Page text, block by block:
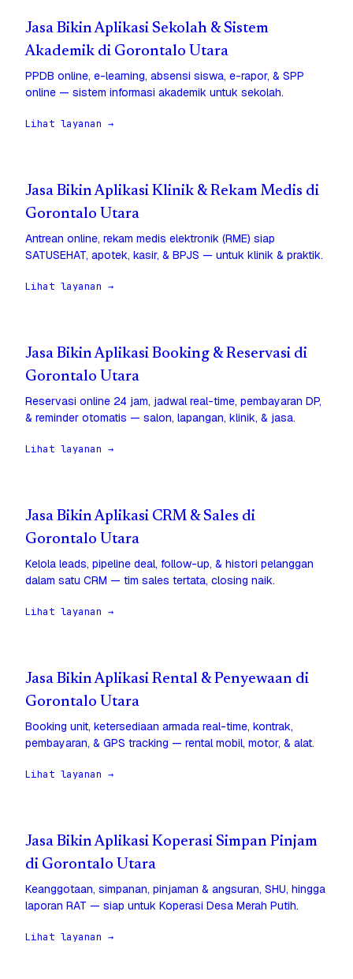
Jasa Bikin Aplikasi Sekolah & Sistem
Akademik di Gorontalo Utara
PPDB online, e-learning, absensi siswa, e-rapor, & SPP
online — sistem informasi akademik untuk sekolah.
Lihat layanan →
Jasa Bikin Aplikasi Klinik & Rekam Medis di
Gorontalo Utara
Antrean online, rekam medis elektronik (RME) siap
SATUSEHAT, apotek, kasir, & BPJS — untuk klinik & praktik.
Lihat layanan →
Jasa Bikin Aplikasi Booking & Reservasi di
Gorontalo Utara
Reservasi online 24 jam, jadwal real-time, pembayaran DP,
& reminder otomatis — salon, lapangan, klinik, & jasa.
Lihat layanan →
Jasa Bikin Aplikasi CRM & Sales di
Gorontalo Utara
Kelola leads, pipeline deal, follow-up, & histori pelanggan
dalam satu CRM — tim sales tertata, closing naik.
Lihat layanan →
Jasa Bikin Aplikasi Rental & Penyewaan di
Gorontalo Utara
Booking unit, ketersediaan armada real-time, kontrak,
pembayaran, & GPS tracking — rental mobil, motor, & alat.
Lihat layanan →
Jasa Bikin Aplikasi Koperasi Simpan Pinjam
di Gorontalo Utara
Keanggotaan, simpanan, pinjaman & angsuran, SHU, hingga
laporan RAT — siap untuk Koperasi Desa Merah Putih.
Lihat layanan →